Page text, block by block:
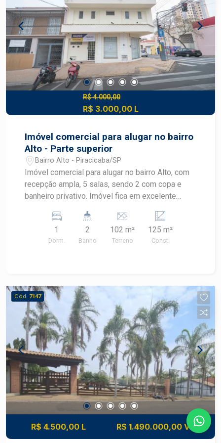
jogos, hall de entrada e elevador de serviço,
agregando ainda mais qualidade de vida aos
moradores do bairro Paulista em Piracicaba.
Frias Neto Consultoria de Imóveis, mais de 37
anos no mercado imobiliário de Piracicaba.
Agende sua visita
R$ 4.000,00
R$ 3.000,00 L
Imóvel comercial para alugar no bairro
Alto - Parte superior
Bairro Alto - Piracicaba/SP
Imóvel comercial para alugar no bairro Alto, com
recepção ampla, 5 salas, sendo 2 com copa e
banheiro privativo. Imóvel fica em excelente
intenso fluxo. Uma ótima oportunidade para sua
empresa!
1
Dorm.
2
Banho
102 m²
Terreno
125 m²
Const.
Cód. 7147
R$ 4.500,00 L R$ 1.490.000,00 V